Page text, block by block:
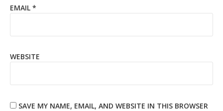
EMAIL *
WEBSITE
SAVE MY NAME, EMAIL, AND WEBSITE IN THIS BROWSER